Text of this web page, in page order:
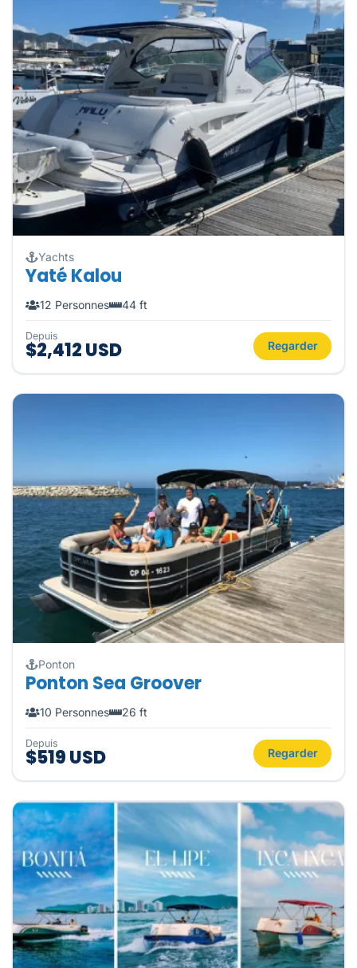
Yachts
Yaté Kalou
12 Personnes 44 ft
Depuis
$2,412 USD Regarder
Ponton
Ponton Sea Groover
10 Personnes 26 ft
Depuis
$519 USD Regarder